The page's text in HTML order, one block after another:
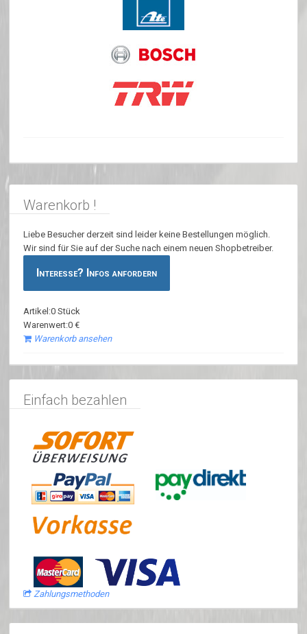
Warenkorb !
Liebe Besucher derzeit sind leider keine Bestellungen möglich.
Wir sind für Sie auf der Suche nach einem neuen Shopbetreiber.
Interesse? Infos anfordern
Artikel:0 Stück
Warenwert:0 €
Warenkorb ansehen
Einfach bezahlen
Zahlungsmethoden